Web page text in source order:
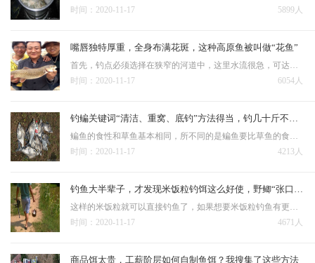
5899人
时间：2020-11-17
嘴唇独特厚重，全身布满花斑，这种高原鱼被叫做“花鱼”
首先，钓点必须选择在狭窄的河道中，这里水流很急，可达到每秒6~7米，甚至可以听到激流的哗哗声，站在水边，都有一种被带着往前冲的感觉。用串钩底钓的时候，坠在串钩下面。通常采用海竿重坠底钓法：适用于流动水域…
6054人
时间：2020-11-17
钓鳊关键词“清洁、重窝、底钓”方法得当，钓几十斤不是问题
鳊鱼的食性和草鱼基本相同，所不同的是鳊鱼要比草鱼的食性杂一些，在幼年时以小软体动物为主，水中微生物和一些植物，所以，很多钓友在野河或是鱼池等使用蚯蚓，饵料等也经常会遇到小鳊鱼，但是真正钓大鳊鱼还是要用粮…
4213人
时间：2020-11-17
钓鱼大半辈子，才发现米饭粒钓饵这么好使，野鲫“张口就来”
这样的米饭粒就可以直接钓鱼了，如果想要米饭粒钓鱼有更好的效果，最好做一些处理。 这样既干净又省事，而且米饭不粘手、上述经过处理的米饭粒，因为黏着面粉或者是麦麸又能够起到雾化作用，能够起到诱诱鱼…
4671人
时间：2020-11-17
商品饵太贵，工薪阶层如何自制鱼饵？我搜集了这些方法